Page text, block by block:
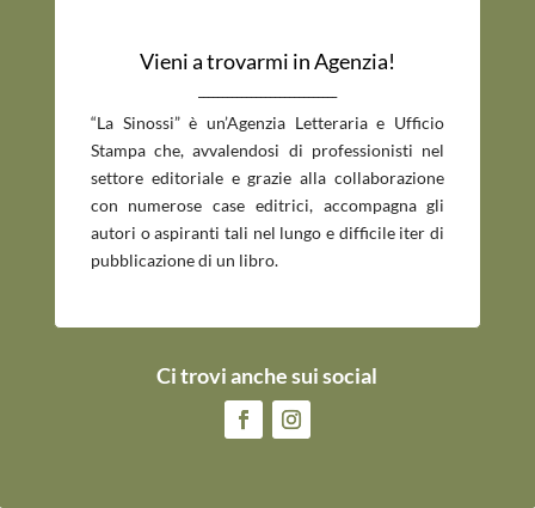
Vieni a trovarmi in Agenzia!
“La Sinossi” è un’Agenzia Letteraria e Ufficio
Stampa che, avvalendosi di professionisti nel
settore editoriale e grazie alla collaborazione
con numerose case editrici, accompagna gli
autori o aspiranti tali nel lungo e difficile iter di
pubblicazione di un libro.
Ci trovi anche sui social